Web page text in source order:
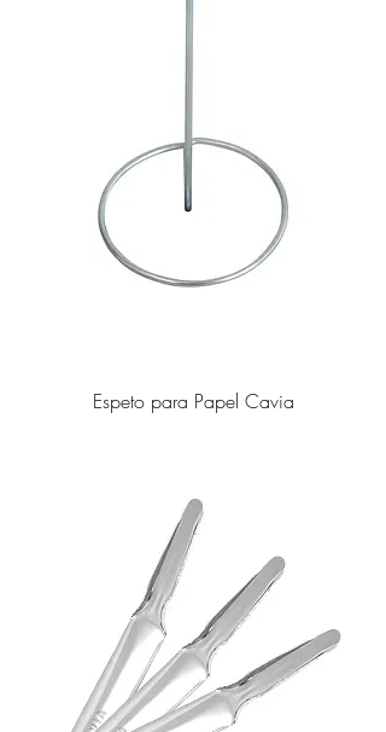
Espeto para Papel Cavia